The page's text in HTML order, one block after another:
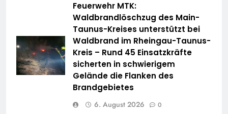
Feuerwehr MTK:
Waldbrandlöschzug des Main-
Taunus-Kreises unterstützt bei
Waldbrand im Rheingau-Taunus-
Kreis – Rund 45 Einsatzkräfte
sicherten in schwierigem
Gelände die Flanken des
Brandgebietes
6. August 2026 0